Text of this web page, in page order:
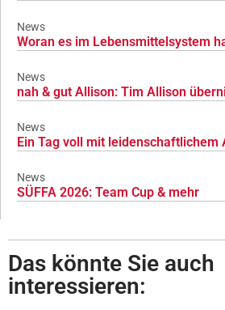
News
Woran es im Lebensmittelsystem
News
nah & gut Allison: Tim Allison
News
Ein Tag voll mit leidenschaftlichem
News
SÜFFA 2026: Team Cup & mehr
Das könnte Sie auch
interessieren: